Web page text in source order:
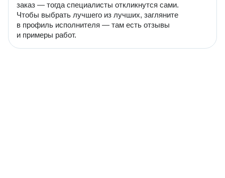
заказ — тогда специалисты откликнутся сами.
Чтобы выбрать лучшего из лучших, загляните
в профиль исполнителя — там есть отзывы
и примеры работ.